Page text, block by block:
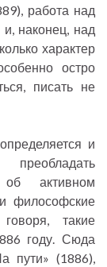
работа над
наконец, над
характер
остро
писать не
и
об активном
философские
такие
году. Сюда
пути» (1886),